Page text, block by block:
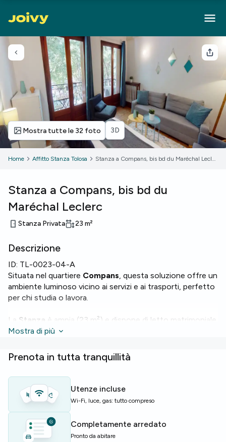
Torna indietro
Mostra tutte le 32 foto 3D
Home Affitto Stanza Tolosa Stanza a Compans, bis bd du Maréchal Leclerc
Stanza a Compans, bis bd du
Maréchal Leclerc
Stanza Privata 23 m²
Descrizione
ID: TL-0023-04-A
Situata nel quartiere Compans, questa soluzione offre un
ambiente luminoso vicino ai servizi e ai trasporti, perfetto
per chi studia o lavora.
La Stanza è ampia (23 m²) e dispone di letto matrimoniale.
Tra i punti forti:
L'appartamento di 230 m² include lavastoviglie, lavatrice e
tre bagni, rendendo la convivenza semplice e funzionale.
Ideale per studenti e giovani professionisti che cercano
spazio e servizi a Tolosa, vicino a aree studio e trasporti.
Posti limitati — prenota una visita al più presto!
Mostra di più
Prenota in tutta tranquillità
Utenze incluse
Wi-Fi, luce, gas: tutto compreso
Completamente arredato
Pronto da abitare